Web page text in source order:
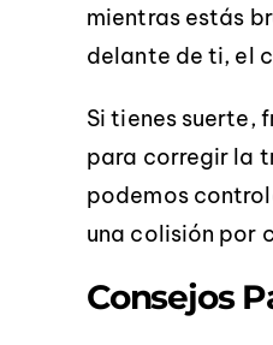
mientras estás
delante de ti, el
Si tienes suerte,
para corregir la
podemos
una colisión por
Consejos